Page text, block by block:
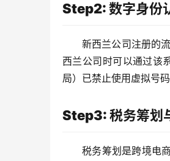
Step2: 数字身份
新西兰公司注册的
西兰公司时可以通过该
局）已禁止使用虚拟号
Step3: 税务筹划
税务筹划是跨境电